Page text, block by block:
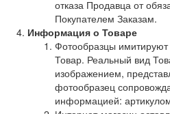
отказа Продавца от
Покупателем Заказам.
Информация о Товаре
Фотообразцы
Товар. Реальный вид
изображением,
фотообразец
информацией: